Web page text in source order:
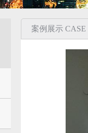
案例展示 CASE